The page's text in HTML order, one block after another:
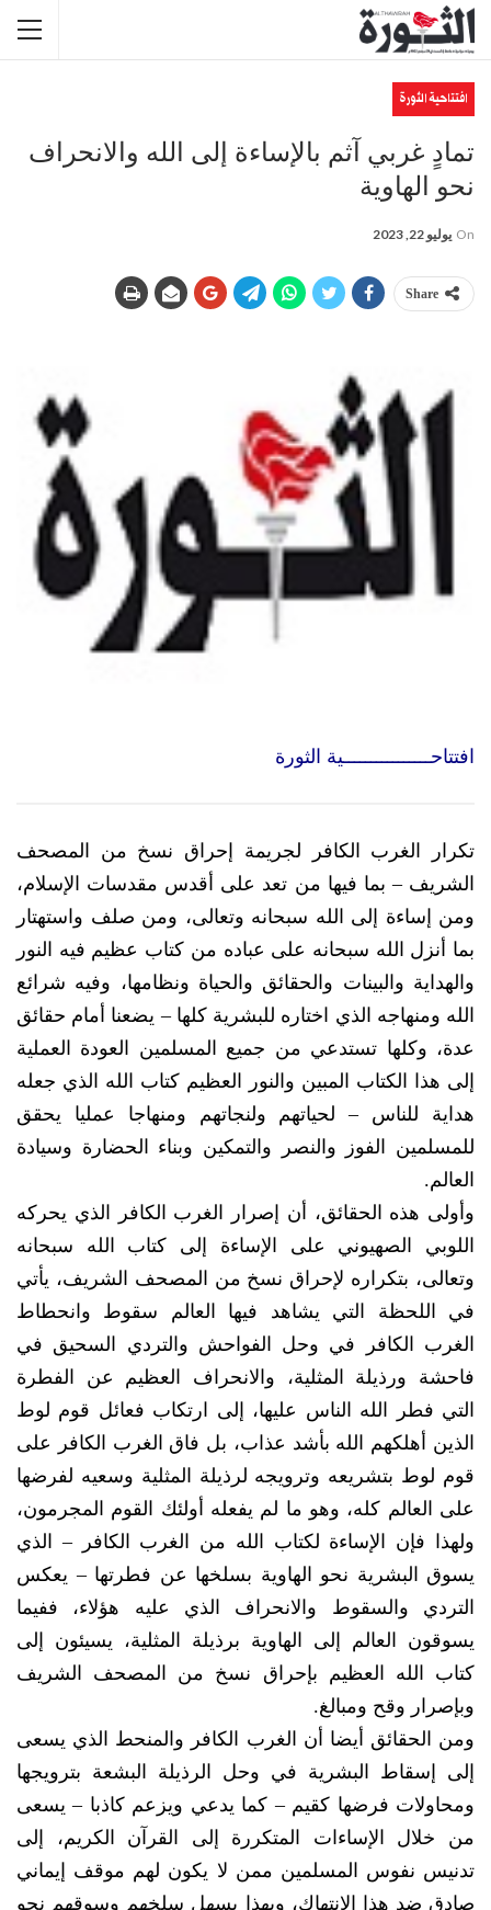
افتتاحية الثورة
تمادٍ غربي آثم بالإساءة إلى الله والانحراف
نحو الهاوية
On يوليو 22, 2023
Share
افتتاحــــــــــــــــية الثورة
تكرار الغرب الكافر لجريمة إحراق نسخ من المصحف
الشريف – بما فيها من تعد على أقدس مقدسات الإسلام،
ومن إساءة إلى الله سبحانه وتعالى، ومن صلف واستهتار
بما أنزل الله سبحانه على عباده من كتاب عظيم فيه النور
والهداية والبينات والحقائق والحياة ونظامها، وفيه شرائع
الله ومنهاجه الذي اختاره للبشرية كلها – يضعنا أمام حقائق
عدة، وكلها تستدعي من جميع المسلمين العودة العملية
إلى هذا الكتاب المبين والنور العظيم كتاب الله الذي جعله
هداية للناس – لحياتهم ولنجاتهم ومنهاجا عمليا يحقق
للمسلمين الفوز والنصر والتمكين وبناء الحضارة وسيادة
العالم.
وأولى هذه الحقائق، أن إصرار الغرب الكافر الذي يحركه
اللوبي الصهيوني على الإساءة إلى كتاب الله سبحانه
وتعالى، بتكراره لإحراق نسخ من المصحف الشريف، يأتي
في اللحظة التي يشاهد فيها العالم سقوط وانحطاط
الغرب الكافر في وحل الفواحش والتردي السحيق في
فاحشة ورذيلة المثلية، والانحراف العظيم عن الفطرة
التي فطر الله الناس عليها، إلى ارتكاب فعائل قوم لوط
الذين أهلكهم الله بأشد عذاب، بل فاق الغرب الكافر على
قوم لوط بتشريعه وترويجه لرذيلة المثلية وسعيه لفرضها
على العالم كله، وهو ما لم يفعله أولئك القوم المجرمون،
ولهذا فإن الإساءة لكتاب الله من الغرب الكافر – الذي
يسوق البشرية نحو الهاوية بسلخها عن فطرتها – يعكس
التردي والسقوط والانحراف الذي عليه هؤلاء، ففيما
يسوقون العالم إلى الهاوية برذيلة المثلية، يسيئون إلى
كتاب الله العظيم بإحراق نسخ من المصحف الشريف
وبإصرار وقح ومبالغ.
ومن الحقائق أيضا أن الغرب الكافر والمنحط الذي يسعى
إلى إسقاط البشرية في وحل الرذيلة البشعة بترويجها
ومحاولات فرضها كقيم – كما يدعي ويزعم كاذبا – يسعى
من خلال الإساءات المتكررة إلى القرآن الكريم، إلى
تدنيس نفوس المسلمين ممن لا يكون لهم موقف إيماني
صادق ضد هذا الانتهاك، وبهذا يسهل سلخهم وسوقهم نحو